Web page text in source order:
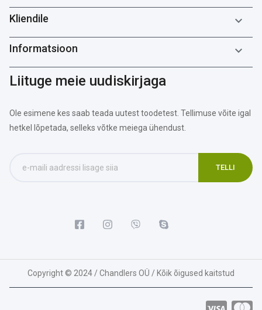
Kliendile 
Informatsioon 
Liituge meie uudiskirjaga
Ole esimene kes saab teada uutest toodetest. Tellimuse võite igal
hetkel lõpetada, selleks võtke meiega ühendust.
Copyright © 2024 / Chandlers OÜ / Kõik õigused kaitstud